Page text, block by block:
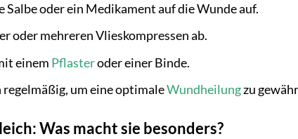
Salbe oder ein Medikament auf die Wunde auf.
oder mehreren Vlieskompressen ab.
einem Pflasteroder einer Binde.
um eine optimaleWundheilungzu
Was macht sie besonders?